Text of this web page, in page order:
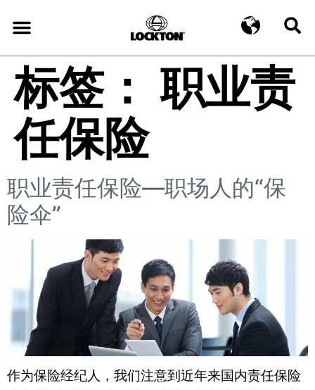
标签：职业责
任保险
职业责任保险—职场人的“保
险伞”
作为保险经纪人，我们注意到近年来国内责任保险